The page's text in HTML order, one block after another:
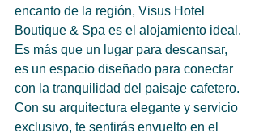
encanto de la región, Visus Hotel
Boutique & Spa es el alojamiento ideal.
Es más que un lugar para descansar,
es un espacio diseñado para conectar
con la tranquilidad del paisaje cafetero.
Con su arquitectura elegante y servicio
exclusivo, te sentirás envuelto en el